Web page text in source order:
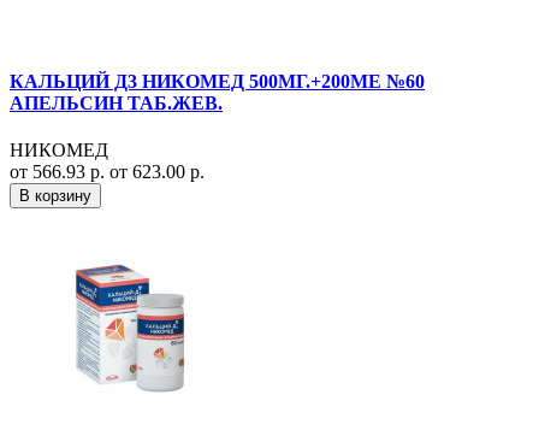
КАЛЬЦИЙ Д3 НИКОМЕД 500МГ.+200МЕ №60
АПЕЛЬСИН ТАБ.ЖЕВ.
НИКОМЕД
от 566.93 р. от 623.00 р.
В корзину